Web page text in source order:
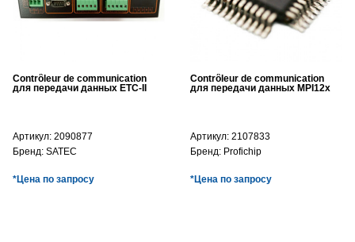
Contrôleur de communication
для передачи данных ETC-II
Артикул: 2090877
Бренд: SATEC
*Цена по запросу
Contrôleur de communication
для передачи данных MPI12x
Артикул: 2107833
Бренд: Profichip
*Цена по запросу